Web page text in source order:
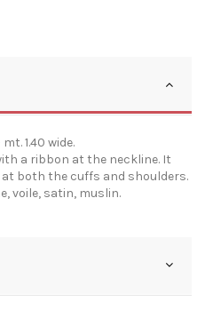
1.40 wide.
a ribbon at the neckline. It
both the cuffs and shoulders.
voile, satin, muslin.